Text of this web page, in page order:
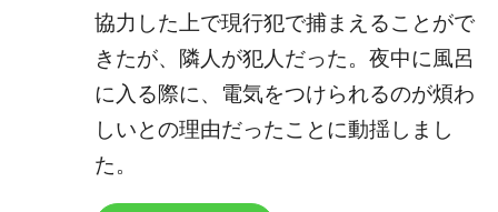
協力した上で現行犯で捕まえることがで
きたが、隣人が犯人だった。夜中に風呂
に入る際に、電気をつけられるのが煩わ
しいとの理由だったことに動揺しまし
た。